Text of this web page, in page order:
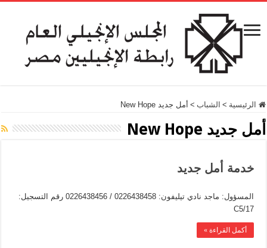
الرئيسية > الشباب > أمل جديد New Hope
أمل جديد New Hope
خدمة أمل جديد
المسؤول: ماجد نادي تيليفون: 0226438458 / 0226438456 رقم التسجيل:
C5/17
أكمل القراءة »